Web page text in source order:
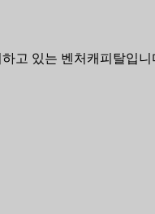
고 있는 벤처캐피탈입니